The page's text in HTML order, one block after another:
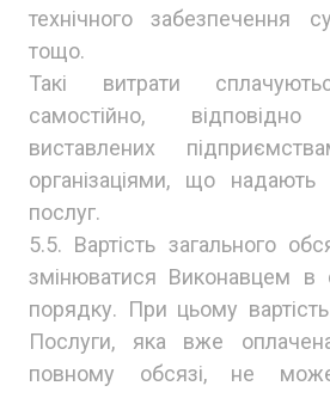
технічного забезпечення
тощо.
Такі витрати
самостійно,
виставлених
організаціями, що надають
послуг.
5.5. Вартість загального
змінюватися Виконавцем в
порядку. При цьому
Послуги, яка вже
повному обсязі, не